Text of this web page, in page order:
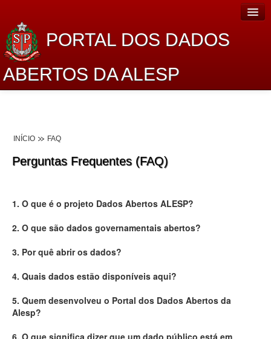
PORTAL DOS DADOS
ABERTOS DA ALESP
Lei de Acesso à Informação
Administração
INÍCIO FAQ
Perguntas Frequentes (FAQ)
1. O que é o projeto Dados Abertos ALESP?
2. O que são dados governamentais abertos?
3. Por quê abrir os dados?
4. Quais dados estão disponíveis aqui?
5. Quem desenvolveu o Portal dos Dados Abertos da
Alesp?
6. O que significa dizer que um dado público está em